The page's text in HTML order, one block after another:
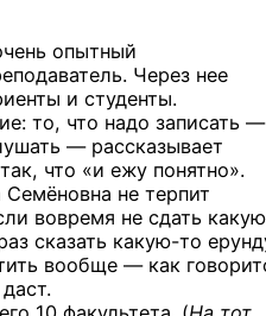
опытный
Через нее
и студенты.
то, что надо записать —
— рассказывает
что «и ежу понятно».
не терпит
вовремя не сдать
сказать какую-то
вообще — как